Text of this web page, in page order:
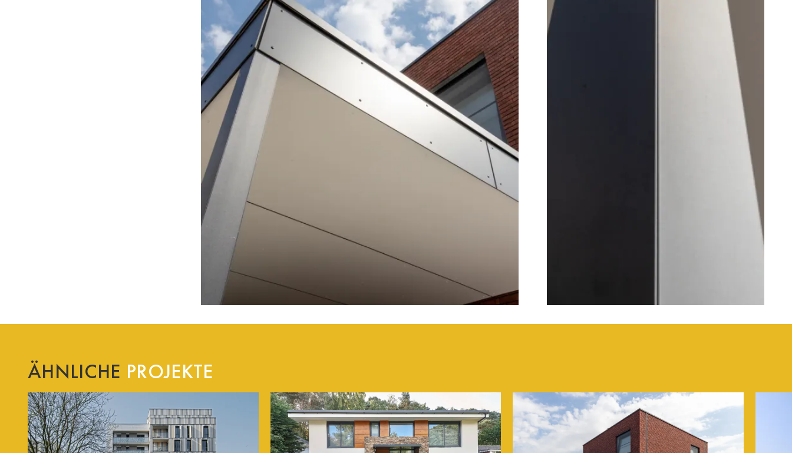
ÄHNLICHE PROJEKTE